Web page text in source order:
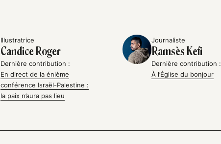
Illustratrice
Candice Roger
Dernière contribution :
En direct de la énième
conférence Israël-Palestine :
la paix n’aura pas lieu
Journaliste
Ramsès Kefi
Dernière contribution :
À l’Église du bonjour